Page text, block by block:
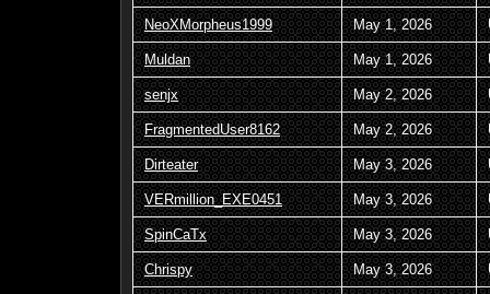
NeoXMorpheus1999 May 1, 2026
Muldan May 1, 2026
senjx May 2, 2026
FragmentedUser8162 May 2, 2026
Dirteater May 3, 2026
VERmillion_EXE0451 May 3, 2026
SpinCaTx May 3, 2026
Chrispy May 3, 2026